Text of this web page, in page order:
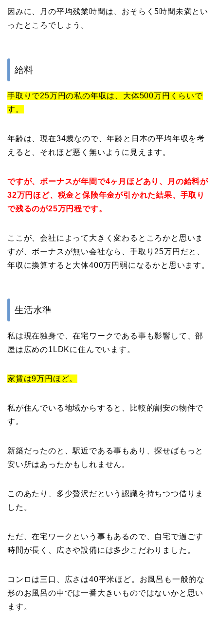
因みに、月の平均残業時間は、おそらく5時間未満とい
ったところでしょう。
給料
手取りで25万円の私の年収は、大体500万円くらいで
す。
年齢は、現在34歳なので、年齢と日本の平均年収を考
えると、それほど悪く無いように見えます。
ですが、ボーナスが年間で4ヶ月ほどあり、月の給料が
32万円ほど、税金と保険年金が引かれた結果、手取り
で残るのが25万円程です。
ここが、会社によって大きく変わるところかと思いま
すが、ボーナスが無い会社なら、手取り25万円だと、
年収に換算すると大体400万円弱になるかと思います。
生活水準
私は現在独身で、在宅ワークである事も影響して、部
屋は広めの1LDKに住んでいます。
家賃は9万円ほど。
私が住んでいる地域からすると、比較的割安の物件で
す。
新築だったのと、駅近である事もあり、探せばもっと
安い所はあったかもしれません。
このあたり、多少贅沢だという認識を持ちつつ借りま
した。
ただ、在宅ワークという事もあるので、自宅で過ごす
時間が長く、広さや設備には多少こだわりました。
コンロは三口、広さは40平米ほど。お風呂も一般的な
形のお風呂の中では一番大きいものではないかと思い
ます。